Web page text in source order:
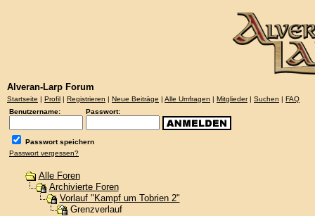
Alveran-Larp Forum
Startseite | Profil | Registrieren | Neue Beiträge | Alle Umfragen | Mitglieder| Suchen | FAQ
Benutzername:
Passwort:
Passwort speichern
Passwort vergessen?
Alle Foren
Archivierte Foren
Vorlauf "Kampf um Tobrien 2"
Grenzverlauf